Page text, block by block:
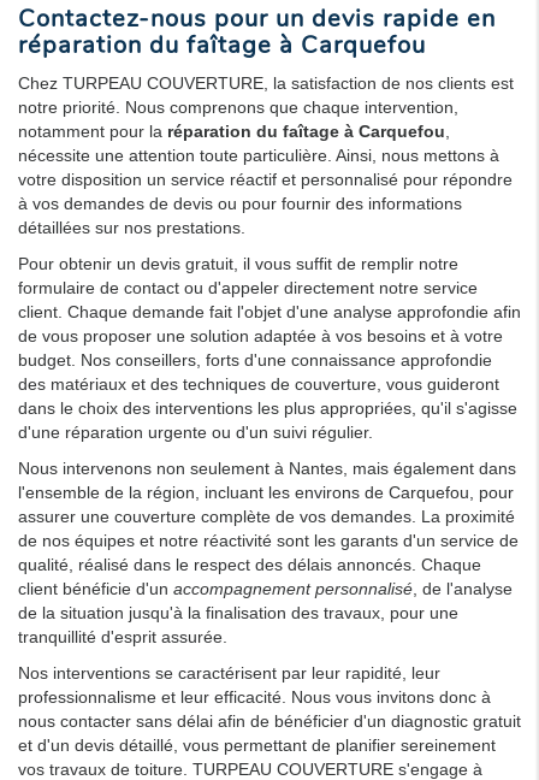
Contactez-nous pour un devis rapide en
réparation du faîtage à Carquefou
Chez TURPEAU COUVERTURE, la satisfaction de nos clients est
notre priorité. Nous comprenons que chaque intervention,
notamment pour la réparation du faîtage à Carquefou
nécessite une attention toute particulière. Ainsi, nous mettons à
votre disposition un service réactif et personnalisé pour répondre
à vos demandes de devis ou pour fournir des informations
détaillées sur nos prestations.
Pour obtenir un devis gratuit, il vous suffit de remplir notre
formulaire de contact ou d'appeler directement notre service
client. Chaque demande fait l'objet d'une analyse approfondie afin
de vous proposer une solution adaptée à vos besoins et à votre
budget. Nos conseillers, forts d'une connaissance approfondie
des matériaux et des techniques de couverture, vous guideront
dans le choix des interventions les plus appropriées, qu'il s'agisse
d'une réparation urgente ou d'un suivi régulier.
Nous intervenons non seulement à Nantes, mais également dans
l'ensemble de la région, incluant les environs de Carquefou, pour
assurer une couverture complète de vos demandes. La proximité
de nos équipes et notre réactivité sont les garants d'un service de
qualité, réalisé dans le respect des délais annoncés. Chaque
client bénéficie d'un accompagnement personnalisé , de l'analyse
de la situation jusqu'à la finalisation des travaux, pour une
tranquillité d'esprit assurée.
Nos interventions se caractérisent par leur rapidité, leur
professionnalisme et leur efficacité. Nous vous invitons donc à
nous contacter sans délai afin de bénéficier d'un diagnostic gratuit
et d'un devis détaillé, vous permettant de planifier sereinement
vos travaux de toiture. TURPEAU COUVERTURE s'engage à